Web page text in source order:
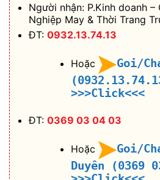
Người nhận: P.Kinh doanh
Nghiệp May & Thời Trang
ĐT: 0932.13.74.13
Hoặc
Goi/
>>>Click<<<
ĐT: 0369 03 04 03
Hoặc
Goi/
Duyên (0369